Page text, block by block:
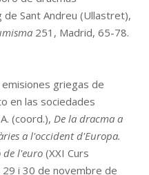
de Sant Andreu (Ullastret),
251, Madrid, 65-78.
emisiones griegas de
en las sociedades
(coord.), De la dracma a
a l'occident d'Europa.
de l'euro (XXI Curs
i 30 de novembre de